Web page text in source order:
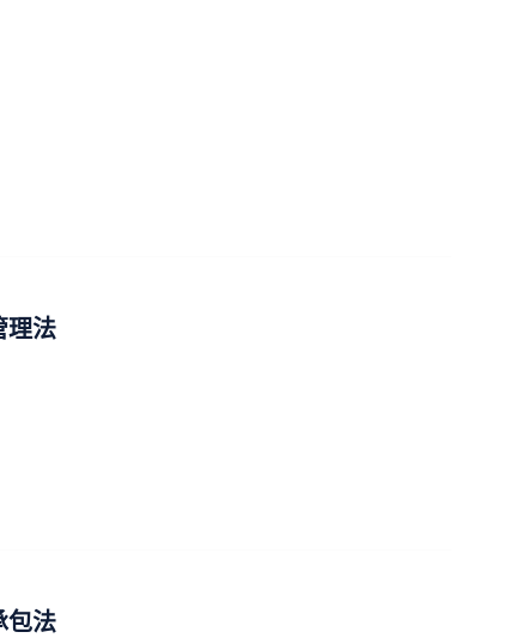
理法
包法